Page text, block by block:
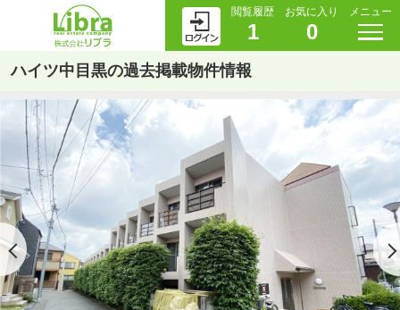
閲覧履歴
1
お気に入り
0
メニュー
ハイツ中目黒の過去掲載物件情報